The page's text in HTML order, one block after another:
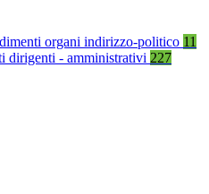
organi indirizzo-politico 11
dirigenti - amministrativi 227